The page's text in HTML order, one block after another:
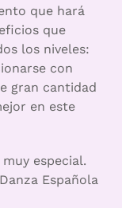
que hará
que
los niveles:
con
gran cantidad
en este
especial.
Española